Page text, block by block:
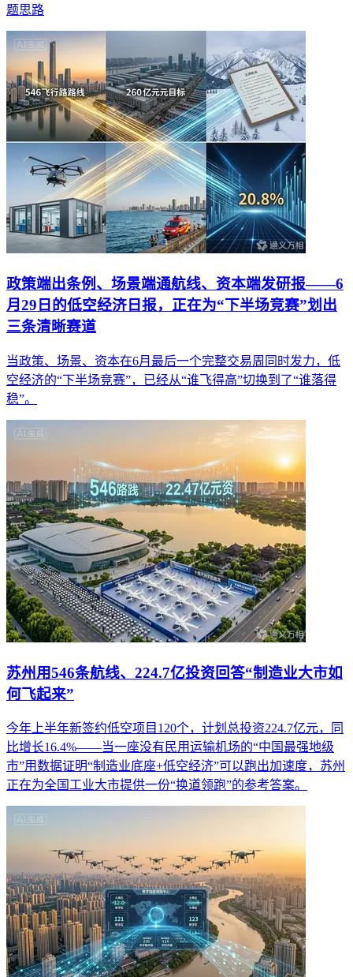
题思路
政策端出条例、场景端通航线、资本端发研报——6
月29日的低空经济日报，正在为“下半场竞赛”划出
三条清晰赛道
当政策、场景、资本在6月最后一个完整交易周同时发力，低
空经济的“下半场竞赛”，已经从“谁飞得高”切换到了“谁落得
稳”。
苏州用546条航线、224.7亿投资回答“制造业大市如
何飞起来”
今年上半年新签约低空项目120个，计划总投资224.7亿元，同
比增长16.4%——当一座没有民用运输机场的“中国最强地级
市”用数据证明“制造业底座+低空经济”可以跑出加速度，苏州
正在为全国工业大市提供一份“换道领跑”的参考答案。